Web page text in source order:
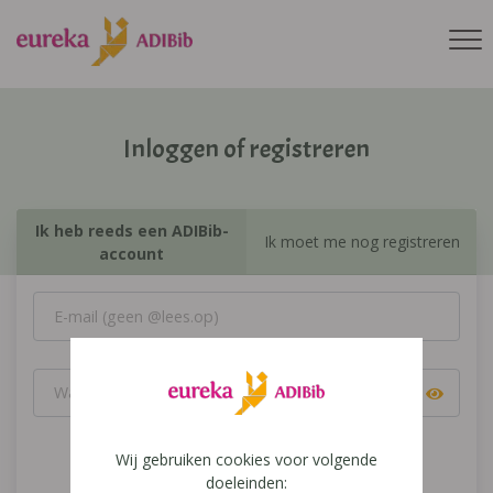
Inloggen of registreren
Ik heb reeds een ADIBib-
account
Ik moet me nog registreren
Inloggen
Wij gebruiken cookies voor volgende
doeleinden: